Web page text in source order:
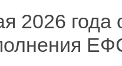
2026 года